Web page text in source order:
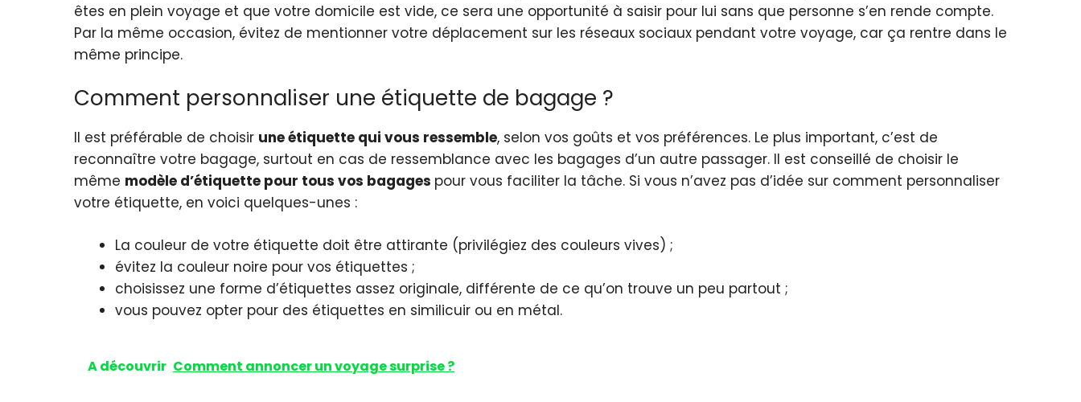
êtes en plein voyage et que votre domicile est vide, ce sera une opportunité à saisir pour lui sans que personne s’en rende compte.
Par la même occasion, évitez de mentionner votre déplacement sur les réseaux sociaux pendant votre voyage, car ça rentre dans le
même principe.
Comment personnaliser une étiquette de bagage ?
Il est préférable de choisir une étiquette qui vous ressemble, selon vos goûts et vos préférences. Le plus important, c’est de
reconnaître votre bagage, surtout en cas de ressemblance avec les bagages d’un autre passager. Il est conseillé de choisir le
même modèle d’étiquette pour tous vos bagages pour vous faciliter la tâche. Si vous n’avez pas d’idée sur comment personnaliser
votre étiquette, en voici quelques-unes :
La couleur de votre étiquette doit être attirante (privilégiez des couleurs vives) ;
évitez la couleur noire pour vos étiquettes ;
choisissez une forme d’étiquettes assez originale, différente de ce qu’on trouve un peu partout ;
vous pouvez opter pour des étiquettes en similicuir ou en métal.
A découvrir Comment annoncer un voyage surprise ?